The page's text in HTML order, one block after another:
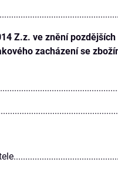
Z.z. ve znění
zacházení se